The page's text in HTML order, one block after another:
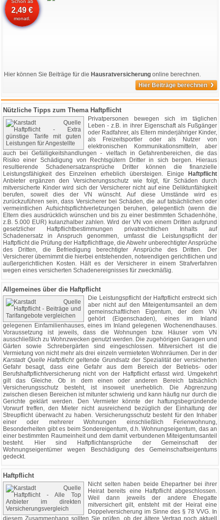
Schon ab
2,49 €
monatl.
Hier können Sie Beiträge für die Hausratversicherung online berechnen.
Hier Beiträge berechnen ›
Nützliche Tipps zum Thema Haftpflicht
Privatpersonen bewegen sich im täglichen
Leben - z.B. in ihrer Eigenschaft als Fußgänger
oder Radfahrer, als Eltern minderjähriger Kinder,
als Freizeitsportler oder als Nutzer von
elektronischen Kommunikationsmitteln, aber
auch bei Gefälligkeitshandlungen - vielfach in Gefahrenbereichen, die das
Risiko einer Schädigung von Rechtsgütern Dritter in sich bergen. Hieraus
resultierende Schadenersatzansprüche Dritter können die finanzielle
Leistungsfähigkeit des Einzelnen erheblich übersteigen. Einige
Haftpflicht
Anbieter ergänzen den Versicherungsschutz wie folgt, für Schäden durch
mitversicherte Kinder wird sich der Versicherer nicht auf eine Deliktunfähigkeit
berufen, soweit dies der VN wünscht. Auf diese Umstände wird es
zurückzuführen sein, dass Versicherer bei Schäden, die auf tatsächlichen oder
vermeintlichen Aufsichtspflichtverletzungen beruhen, gelegentlich (wenn die
Eltern dies ausdrücklich wünschen und bis zu einer bestimmten Schadenhöhe,
z.B. 5.000 EUR) kulanzhalber zahlen. Wird der VN von einem Dritten aufgrund
gesetzlicher Haftpflichtbestimmungen privatrechtlichen Inhalts auf
Schadenersatz in Anspruch genommen, umfasst die Leistungspflicht der
Haftpflicht die Prüfung der Haftpflichtfrage, die Abwehr unberechtigter Ansprüche
des Dritten, die Befriedigung berechtigter Ansprüche des Dritten. Der
Versicherer übernimmt die hierbei entstehenden, notwendigen gerichtlichen und
außergerichtlichen Kosten. Hält es der Versicherer in einem Strafverfahren
wegen eines versicherten Schadenereignisses für zweckmäßig.
Allgemeines über die Haftpflicht
Die Leistungspflicht der Haftpflicht erstreckt sich
aber nicht auf den Miteigentumsanteil an dem
gemeinschaftlichen Eigentum, der dem VN
gehört (Eigenschaden), eines im Inland
gelegenen Einfamilienhauses, eines im Inland gelegenen Wochenendhauses.
Voraussetzung ist jeweils, dass die Wohnungen bzw. Häuser vom VN
ausschließlich zu Wohnzwecken genutzt werden. Die zugehörigen Garagen und
Gärten sowie Schrebergärten sind eingeschlossen. Mitversichert ist die
Vermietung von nicht mehr als drei einzeln vermieteten Wohnräumen. Der in der
Karstadt Quelle Haftpflicht geltende Grundsatz der Spezialität der versicherten
Gefahr besagt, dass eine Gefahr aus dem Bereich der Betriebs- oder
Berufshaftpflichtversicherung nicht von der Haftpflicht erfasst wird. Umgekehrt
gilt das Gleiche. Ob in dem einen oder anderen Bereich tatsächlich
Versicherungsschutz besteht, ist insoweit unerheblich. Die Abgrenzung
zwischen diesen Bereichen ist mitunter schwierig und kann häufig nur durch die
Gerichte geklärt werden. Den Vermieter könnte der haftungsbegründende
Vorwurf treffen, den Mieter nicht ausreichend bezüglich der Einhaltung der
Streupflicht überwacht zu haben. Versicherungsschutz besteht für den Inhaber
einer oder mehrerer Wohnungen einschließlich Ferienwohnung,
Besonderheiten gibt es beim Sondereigentum, d.h. Wohnungseigentum, das an
einer bestimmten Raumeinheit und dem damit verbundenen Miteigentumsanteil
besteht. Hier sind Haftpflichtansprüche der Gemeinschaft der
Wohnungseigentümer wegen Beschädigung des Gemeinschaftseigentums
gedeckt.
Haftpflicht
Nicht selten haben beide Ehepartner bei ihrer
Heirat bereits eine Haftpflicht abgeschlossen.
Weil dann jeweils der andere Ehegatte
mitversichert gilt, entsteht mit der Heirat eine
Doppelversicherung im Sinne des § 78 VVG. In
diesem Zusammenhang sollten Sie prüfen, ob der ältere Vertrag noch aktuell